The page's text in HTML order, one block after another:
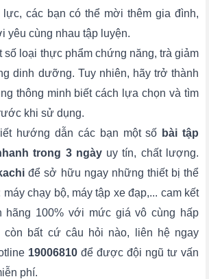
các bạn có thể mời thêm gia đình,
yêu cùng nhau tập luyện.
số loại thực phẩm chứng năng, trà giảm
dinh dưỡng. Tuy nhiên, hãy trở thành
thông minh biết cách lựa chọn và tìm
khi sử dụng.
hướng dẫn các bạn một số bài tập
trong 3 ngàyuy tín, chất lượng.
để sở hữu ngay những thiết bị thể
chạy bộ, máy tập xe đạp,... cam kết
hãng 100% với mức giá vô cùng hấp
còn bất cứ câu hỏi nào, liên hệ ngay
19006810 để được đội ngũ tư vấn
phí.